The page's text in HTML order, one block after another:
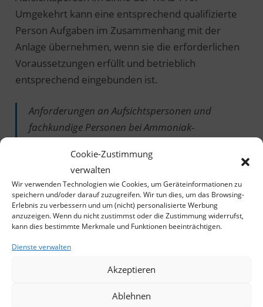
Cookie-Zustimmung
verwalten
Wir verwenden Technologien wie Cookies, um Geräteinformationen zu
speichern und/oder darauf zuzugreifen. Wir tun dies, um das Browsing-
Erlebnis zu verbessern und um (nicht) personalisierte Werbung
anzuzeigen. Wenn du nicht zustimmst oder die Zustimmung widerrufst,
kann dies bestimmte Merkmale und Funktionen beeinträchtigen.
Dienste verwalten
Akzeptieren
Ablehnen
Umgekehrt kann eine entsprechend qualifizierte
Person Aufgaben im Zusammenhang mit der
Anlage übernehmen, wenn sie die erforderlichen
Voraussetzungen erfüllt und betrieblich
entsprechend eingebunden ist.
Anforderungen an Aufsichtspersonen und
fachkundige Personen bei Ammoniak-
Betriebskonzept, der Gefährdungsbeurteilung
und den einschlägigen technischen Regeln.
TRAS 110, sinngemäß zusammengefasst
Kälteanlage sicher betreuen sind